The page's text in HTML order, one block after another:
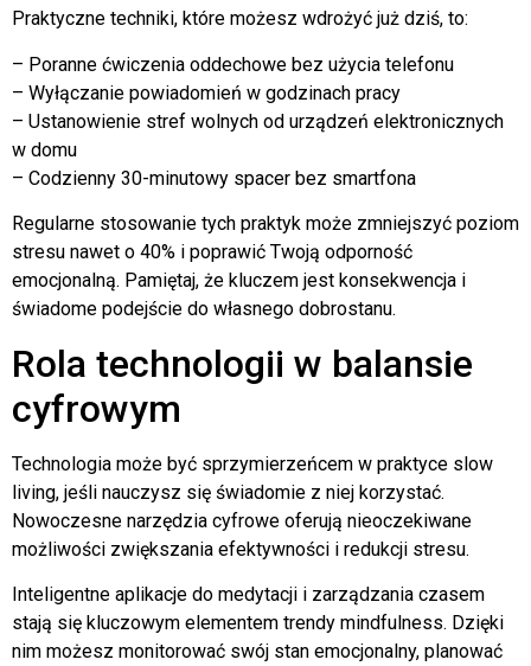
Praktyczne techniki, które możesz wdrożyć już dziś, to:
– Poranne ćwiczenia oddechowe bez użycia telefonu
– Wyłączanie powiadomień w godzinach pracy
– Ustanowienie stref wolnych od urządzeń elektronicznych
w domu
– Codzienny 30-minutowy spacer bez smartfona
Regularne stosowanie tych praktyk może zmniejszyć poziom
stresu nawet o 40% i poprawić Twoją odporność
emocjonalną. Pamiętaj, że kluczem jest konsekwencja i
świadome podejście do własnego dobrostanu.
Rola technologii w balansie
cyfrowym
Technologia może być sprzymierzeńcem w praktyce slow
living, jeśli nauczysz się świadomie z niej korzystać.
Nowoczesne narzędzia cyfrowe oferują nieoczekiwane
możliwości zwiększania efektywności i redukcji stresu.
Inteligentne aplikacje do medytacji i zarządzania czasem
stają się kluczowym elementem trendy mindfulness. Dzięki
nim możesz monitorować swój stan emocjonalny, planować